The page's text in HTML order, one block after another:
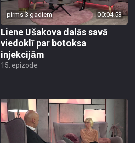
pirms 3 gadiem 00:04:53
Liene Ušakova dalās savā
viedoklī par botoksa
injekcijām
15. epizode